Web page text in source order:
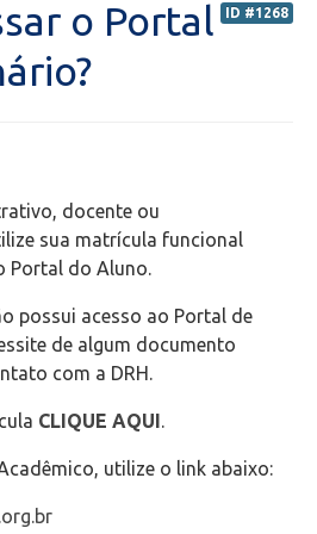
Escolar - SAE
ID #1268
o Portal
docente ou
sua matrícula funcional
Portal do Aluno.
possui acesso ao Portal de
de algum documento
com a DRH.
CLIQUE AQUI.
utilize o link abaixo: